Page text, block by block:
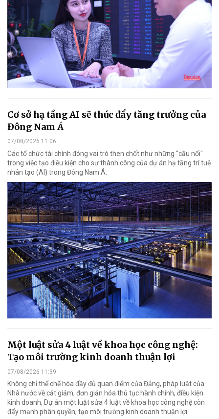
Cơ sở hạ tầng AI sẽ thúc đẩy tăng trưởng của
Đông Nam Á
07/08/2026 11:06
Các tổ chức tài chính đóng vai trò then chốt như những "cầu nối"
trong việc tạo điều kiện cho sự thành công của dự án hạ tầng trí tuệ
nhân tạo (AI) trong Đông Nam Á.
Một luật sửa 4 luật về khoa học công nghệ:
Tạo môi trường kinh doanh thuận lợi
07/08/2026 11:39
Không chỉ thể chế hóa đầy đủ quan điểm của Đảng, pháp luật của
Nhà nước về cắt giảm, đơn giản hóa thủ tục hành chính, điều kiện
kinh doanh, Dự án một luật sửa 4 luật về khoa học công nghệ còn
đẩy mạnh phân quyền, tạo môi trường kinh doanh thuận lợi.